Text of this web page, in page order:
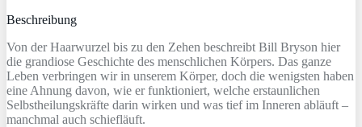
Beschreibung
Von der Haarwurzel bis zu den Zehen beschreibt Bill Bryson hier
die grandiose Geschichte des menschlichen Körpers. Das ganze
Leben verbringen wir in unserem Körper, doch die wenigsten haben
eine Ahnung davon, wie er funktioniert, welche erstaunlichen
Selbstheilungskräfte darin wirken und was tief im Inneren abläuft –
manchmal auch schiefläuft.